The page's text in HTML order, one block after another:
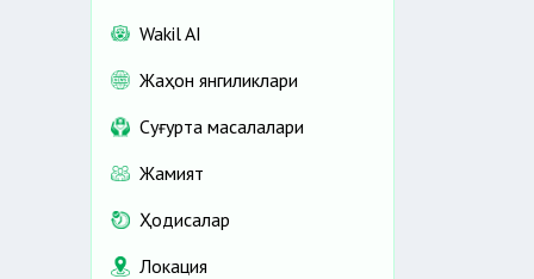
Wakil AI
Жаҳон янгиликлари
Cуғурта масалалари
Жамият
Ҳодисалар
Локация